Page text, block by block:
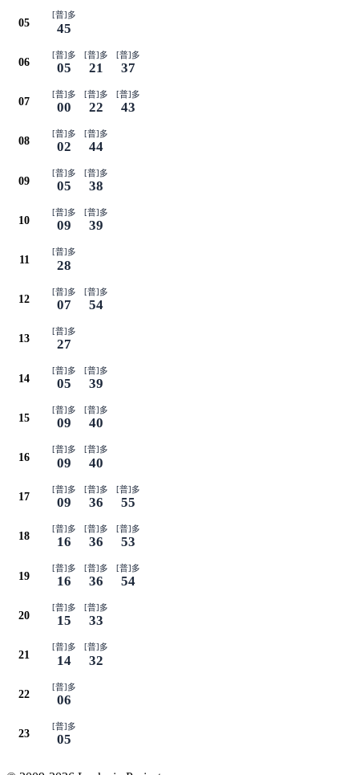
05
[普]多
45
06
[普]多
05
[普]多
21
[普]多
37
07
[普]多
00
[普]多
22
[普]多
43
08
[普]多
02
[普]多
44
09
[普]多
05
[普]多
38
10
[普]多
09
[普]多
39
11
[普]多
28
12
[普]多
07
[普]多
54
13
[普]多
27
14
[普]多
05
[普]多
39
15
[普]多
09
[普]多
40
16
[普]多
09
[普]多
40
17
[普]多
09
[普]多
36
[普]多
55
18
[普]多
16
[普]多
36
[普]多
53
19
[普]多
16
[普]多
36
[普]多
54
20
[普]多
15
[普]多
33
21
[普]多
14
[普]多
32
22
[普]多
06
23
[普]多
05